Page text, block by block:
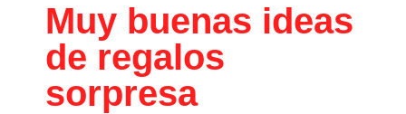
Muy buenas ideas
de regalos
sorpresa